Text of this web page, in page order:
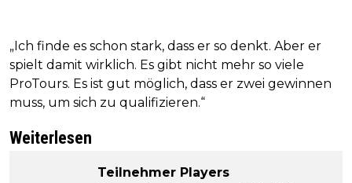
„Ich finde es schon stark, dass er so denkt. Aber er
spielt damit wirklich. Es gibt nicht mehr so viele
ProTours. Es ist gut möglich, dass er zwei gewinnen
muss, um sich zu qualifizieren.“
Weiterlesen
Teilnehmer Players